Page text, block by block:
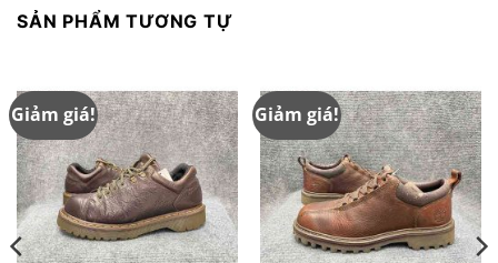
SẢN PHẨM TƯƠNG TỰ
Giảm giá! Giảm giá!